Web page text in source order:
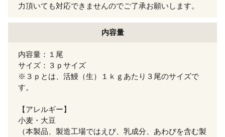
力頂いても対応できませんのでご了承お願いします。
内容量
内容量：１尾
サイズ：３ｐサイズ
※３ｐとは、活鰻（生）１ｋｇあたり３尾のサイズで
す。
【アレルギー】
小麦・大豆
（本製品、製造工場ではえび、乳成分、あわびを含む製